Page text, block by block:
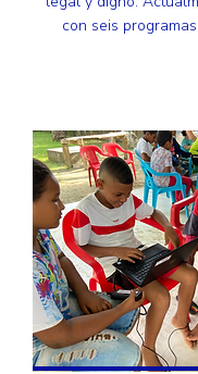
con seis